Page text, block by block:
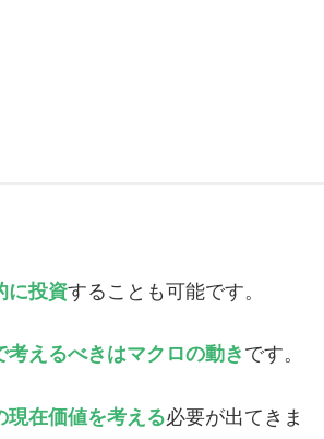
に投資することも可能です。
考えるべきはマクロの動き です。
現在価値を考える必要が出てきま